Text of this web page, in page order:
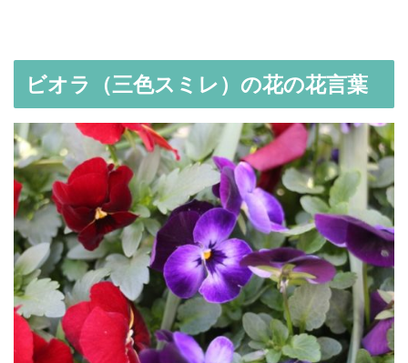
ビオラ（三色スミレ）の花の花言葉